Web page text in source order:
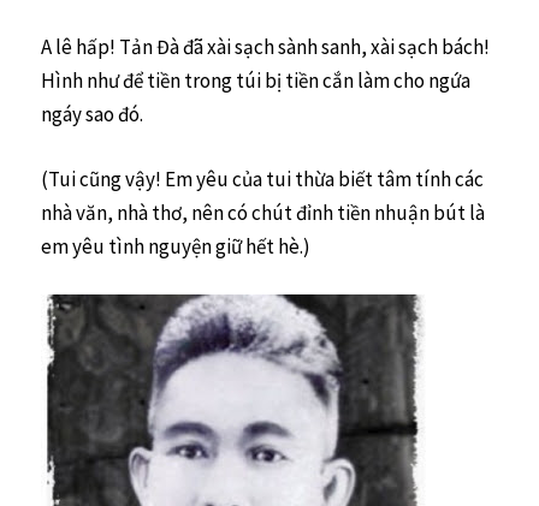
A lê hấp! Tản Đà đã xài sạch sành sanh, xài sạch bách!
Hình như để tiền trong túi bị tiền cắn làm cho ngứa
ngáy sao đó.
(Tui cũng vậy! Em yêu của tui thừa biết tâm tính các
nhà văn, nhà thơ, nên có chút đỉnh tiền nhuận bút là
em yêu tình nguyện giữ hết hè.)